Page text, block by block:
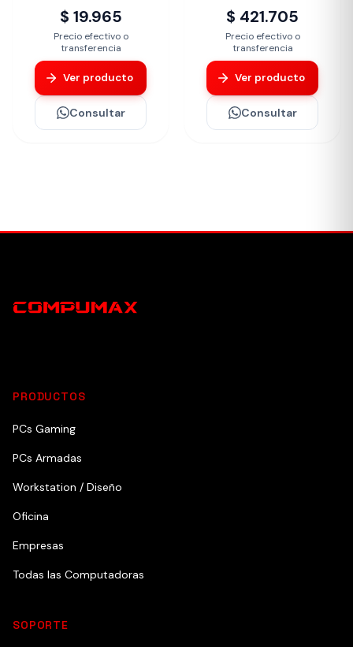
$ 19.965
Precio efectivo o
transferencia
Ver producto
Consultar
$ 421.705
Precio efectivo o
transferencia
Ver producto
Consultar
PRODUCTOS
PCs Gaming
PCs Armadas
Workstation / Diseño
Oficina
Empresas
Todas las Computadoras
SOPORTE